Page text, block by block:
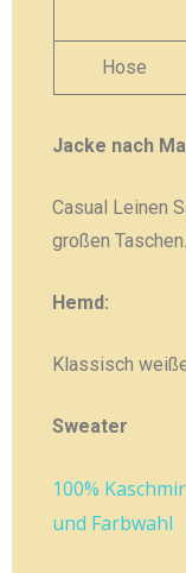
Hose
Jacke nach
Casual Leinen
großen
Hemd:
Klassisch
Sweater
100%
und Farbwahl